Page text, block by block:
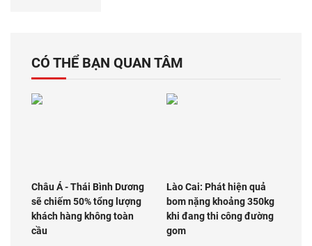
CÓ THỂ BẠN QUAN TÂM
Châu Á - Thái Bình Dương
sẽ chiếm 50% tổng lượng
khách hàng không toàn
cầu
Lào Cai: Phát hiện quả
bom nặng khoảng 350kg
khi đang thi công đường
gom